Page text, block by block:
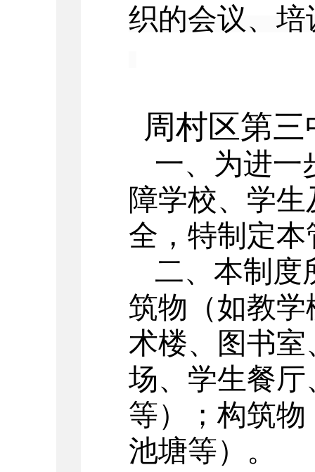
织的会议、
周村区第三
一、为进一
障学校、学
全，特制定
二、本制度
筑物（如教
术楼、图书
场、学生餐
等）；构筑
池塘等）。